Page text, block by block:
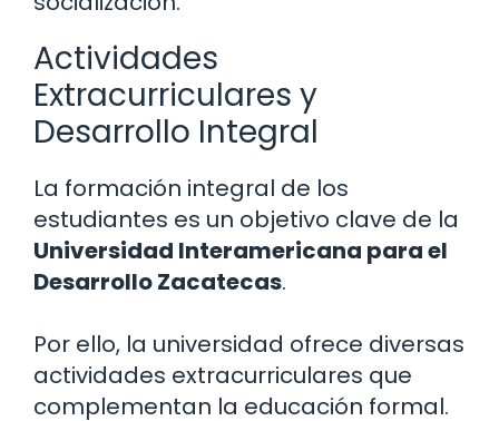
Actividades
Extracurriculares y
Desarrollo Integral
La formación integral de los
estudiantes es un objetivo clave de la
Universidad Interamericana para el
Desarrollo Zacatecas.
Por ello, la universidad ofrece diversas
actividades extracurriculares que
complementan la educación formal.